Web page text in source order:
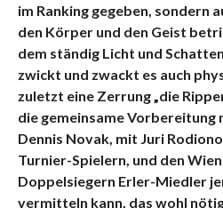
im Ranking gegeben, sondern
den Körper und den Geist
dem ständig Licht und
zwickt und zwackt es auch
zuletzt eine Zerrung „die
die gemeinsame Vorbereitung
Dennis Novak, mit Juri
Turnier-Spielern, und den
Doppelsiegern Erler-Miedler
vermitteln kann, das wohl